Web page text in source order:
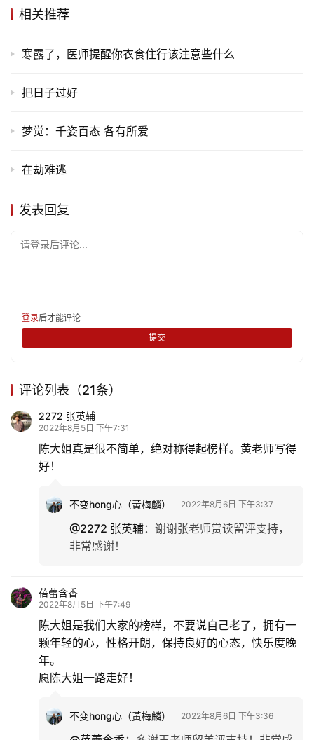
旅
乐
多
登录 注册
相关推荐
寒露了，医师提醒你衣食住行该注意些什么
把日子过好
梦觉：千姿百态 各有所爱
在劫难逃
发表回复
请登录后评论...
登录后才能评论
提交
评论列表（21条）
2272 张英辅
2022年8月5日 下午7:31
陈大姐真是很不简单，绝对称得起榜样。黄老师写得
好！
不变hong心（黃梅麟） 2022年8月6日 下午3:37
@2272 张英辅： 谢谢张老师赏读留评支持，
非常感谢！
蓓蕾含香
2022年8月5日 下午7:49
陈大姐是我们大家的榜样，不要说自己老了，拥有一
颗年轻的心，性格开朗，保持良好的心态，快乐度晚
年。
愿陈大姐一路走好！
不变hong心（黃梅麟） 2022年8月6日 下午3:36